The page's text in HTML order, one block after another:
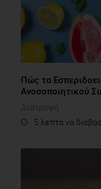
Πώς τα
Ανοσοποιητικού
Διατροφή
5 λεπτά να